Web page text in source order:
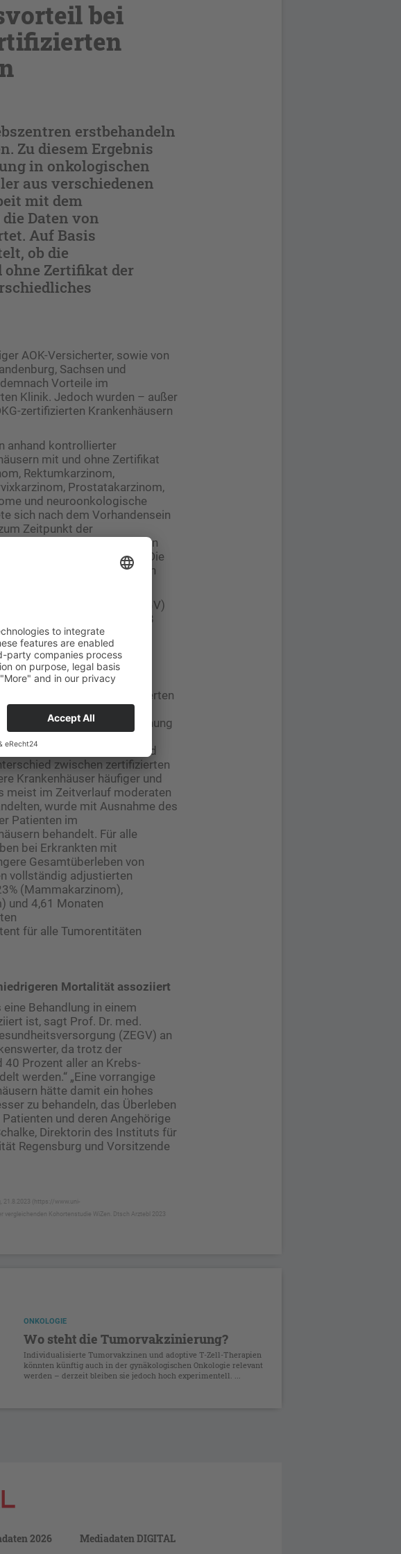
bei
erstbehandeln
Zu diesem Ergebnis
in onkologischen
aus verschiedenen
mit dem
Daten von
Auf Basis
ob die
Zertifikat der
AOK-Versicherter, sowie von
Sachsen und
Vorteile im
Klinik. Jedoch wurden – außer
zertifizierten Krankenhäusern
anhand kontrollierter
mit und ohne Zertifikat
Rektumkarzinom,
Prostatakarzinom,
und neuroonkologische
sich nach dem Vorhandensein
Zeitpunkt der
in Abrechnungsdaten
Krebsregistern (KKR). Die
AOK-Versicherten für den
(ZEGV)
von mindestens 18
volljährigen AOK-Versicherten
Kohorten mit
Entitäten in die Untersuchung
10596 Betroffenen
bestand
zwischen zertifizierten
Krankenhäuser häufiger und
meist im Zeitverlauf moderaten
wurde mit Ausnahme des
Patienten im
behandelt. Für alle
bei Erkrankten mit
Gesamtüberleben von
vollständig adjustierten
(Mammakarzinom),
und 4,61 Monaten
für alle Tumorentitäten
Mortalität assoziiert
Behandlung in einem
ist, sagt Prof. Dr. med.
(ZEGV) an
da trotz der
Prozent aller an Krebs-
werden.“ „Eine vorrangige
hätte damit ein hohes
zu behandeln, das Überleben
und deren Angehörige
Direktorin des Instituts für
Regensburg und Vorsitzende
21.8.2023 (https://www.uni-
Kohortenstudie WiZen. Dtsch Arztebl 2023
ONKOLOGIE
Wo steht die Tumorvakzinierung?
Individualisierte Tumorvakzinen und adoptive T-Zell-Therapien
könnten künftig auch in der gynäkologischen Onkologie relevant
werden – derzeit bleiben sie jedoch hoch experimentell. ...
2026 Mediadaten DIGITAL